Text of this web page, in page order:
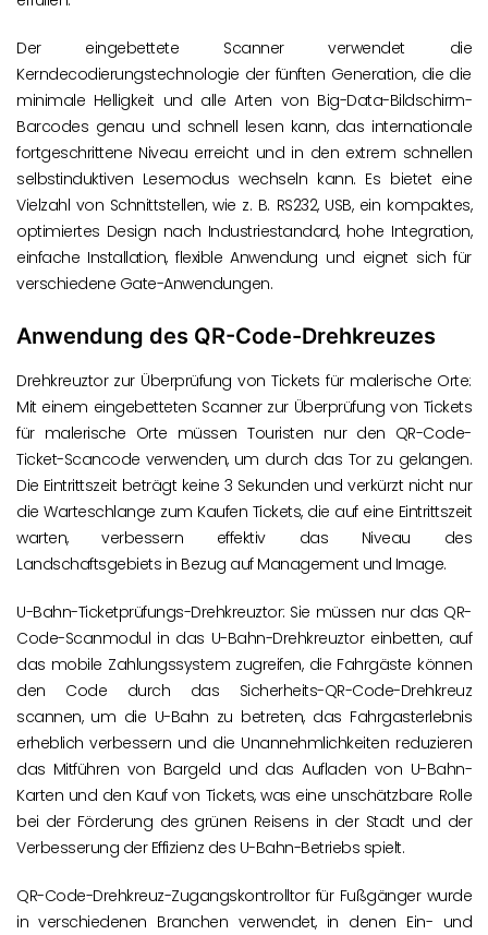
Der eingebettete Scanner verwendet die
Kerndecodierungstechnologie der fünften Generation, die die
minimale Helligkeit und alle Arten von Big-Data-Bildschirm-
Barcodes genau und schnell lesen kann, das internationale
fortgeschrittene Niveau erreicht und in den extrem schnellen
selbstinduktiven Lesemodus wechseln kann. Es bietet eine
Vielzahl von Schnittstellen, wie z. B. RS232, USB, ein kompaktes,
optimiertes Design nach Industriestandard, hohe Integration,
einfache Installation, flexible Anwendung und eignet sich für
verschiedene Gate-Anwendungen.
Anwendung des QR-Code-Drehkreuzes
Drehkreuztor zur Überprüfung von Tickets für malerische Orte:
Mit einem eingebetteten Scanner zur Überprüfung von Tickets
für malerische Orte müssen Touristen nur den QR-Code-
Ticket-Scancode verwenden, um durch das Tor zu gelangen.
Die Eintrittszeit beträgt keine 3 Sekunden und verkürzt nicht nur
die Warteschlange zum Kaufen Tickets, die auf eine Eintrittszeit
warten, verbessern effektiv das Niveau des
Landschaftsgebiets in Bezug auf Management und Image.
U-Bahn-Ticketprüfungs-Drehkreuztor: Sie müssen nur das QR-
Code-Scanmodul in das U-Bahn-Drehkreuztor einbetten, auf
das mobile Zahlungssystem zugreifen, die Fahrgäste können
den Code durch das Sicherheits-QR-Code-Drehkreuz
scannen, um die U-Bahn zu betreten, das Fahrgasterlebnis
erheblich verbessern und die Unannehmlichkeiten reduzieren
das Mitführen von Bargeld und das Aufladen von U-Bahn-
Karten und den Kauf von Tickets, was eine unschätzbare Rolle
bei der Förderung des grünen Reisens in der Stadt und der
Verbesserung der Effizienz des U-Bahn-Betriebs spielt.
QR-Code-Drehkreuz-Zugangskontrolltor für Fußgänger wurde
in verschiedenen Branchen verwendet, in denen Ein- und